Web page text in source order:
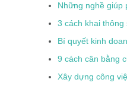
Những nghề giúp
3 cách khai
Bí quyết kinh
9 cách cân bằng
Xây dựng công